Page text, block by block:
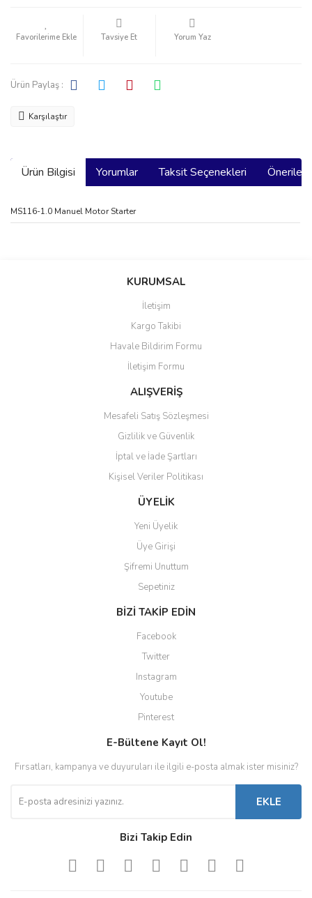
Tavsiye Et Yorum Yaz
Ürün Paylaş :
Karşılaştır
Ürün Bilgisi Yorumlar Taksit Seçenekleri
MS116-1.0 Manuel Motor Starter
Bu ürüne ilk yorumu siz yapın!
Ürün resmi kalitesiz, bozuk veya görüntülenemiyor.
Ürün açıklamasında eksik bilgiler bulunuyor.
Ürün bilgilerinde hatalar bulunuyor.
Ürün fiyatı diğer sitelerden daha pahalı.
Gönder
KURUMSAL
İletişim
Kargo Takibi
Havale Bildirim Formu
İletişim Formu
ALIŞVERİŞ
Mesafeli Satış Sözleşmesi
Gizlilik ve Güvenlik
İptal ve İade Şartları
Kişisel Veriler Politikası
ÜYELİK
Yeni Üyelik
Üye Girişi
Şifremi Unuttum
Sepetiniz
BİZİ TAKİP EDİN
Facebook
Twitter
Instagram
Youtube
Pinterest
E-Bültene Kayıt Ol!
Fırsatları, kampanya ve duyuruları ile ilgili e-posta almak ister misiniz?
EKLE
Bizi Takip Edin